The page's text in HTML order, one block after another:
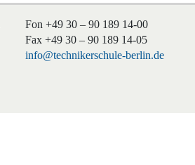
Fon +49 30 – 90 189 14-00
Fax +49 30 – 90 189 14-05
info@technikerschule-berlin.de